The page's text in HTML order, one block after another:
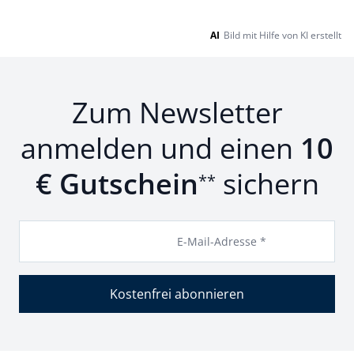
AI Bild mit Hilfe von KI erstellt
Zum Newsletter
anmelden und einen 10
€ Gutschein** sichern
E-Mail-Adresse *
Kostenfrei abonnieren